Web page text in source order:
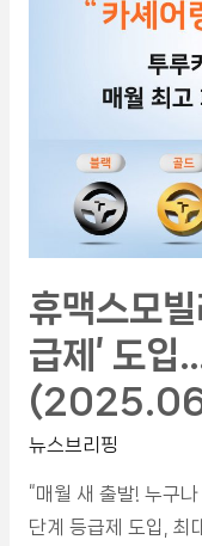
휴맥스모
급제’ 도
뉴스브리핑
“매월 새 출발! 누구
단계 등급제 도입, 최